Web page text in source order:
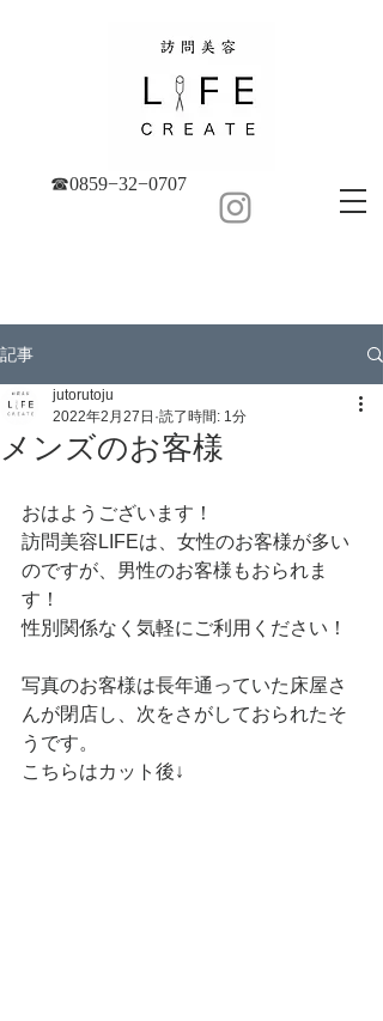
☎︎0859−32−0707
記事
メンズのお客様
jutorutoju
2022年2月27日 読了時間: 1分
おはようございます！
訪問美容LIFEは、女性のお客様が多い
のですが、男性のお客様もおられま
す！
性別関係なく気軽にご利用ください！
写真のお客様は長年通っていた床屋さ
んが閉店し、次をさがしておられたそ
うです。
こちらはカット後↓